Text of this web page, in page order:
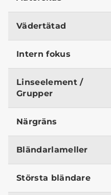
Vädertätad
Intern fokus
Linseelement /
Grupper
Närgräns
Bländarlameller
Största bländare